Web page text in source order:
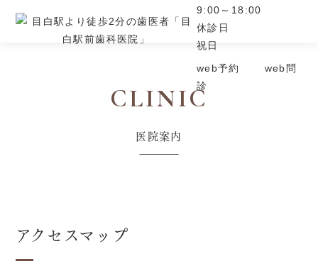
9:00～18:00
休診日
祝日
web予約
web問
診
CLINIC
医院案内
アクセスマップ